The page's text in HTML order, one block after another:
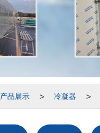
产品展示 > 冷凝器 >